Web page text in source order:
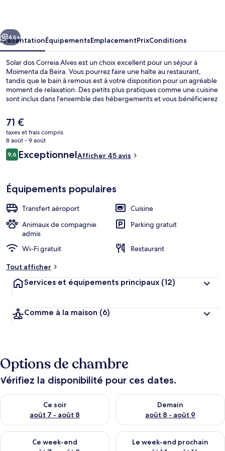
Suivant
46+
PrésentationÉquipementsEmplacementPrixConditions
Solar dos Correia Alves est un choix excellent pour un séjour à
Moimenta da Beira. Vous pourrez faire une halte au restaurant,
tandis que le bain à remous est à votre disposition pour un agréable
moment de relaxation. Des petits plus pratiques comme une cuisine
sont inclus dans l'ensemble des hébergements et vous bénéficierez
et un service d'étage.
Le
prix
actuel
est
de
71 €
taxes et frais compris
8 août - 9 août
Avis
voyageurs
9,69,6 sur 10
ExceptionnelAfficher 45 avis
Équipements populaires
Transfert aéroport
Cuisine
Animaux de compagnie
admis
Parking gratuit
Wi-Fi gratuit
Restaurant
Tout afficher
Services et équipements principaux (12)
Comme à la maison (6)
Options de chambre
Vérifiez la disponibilité pour ces dates.
Ce soir
août 7 - août 8
Vérifier la disponibilité pour ce soir août 7 - août 8
Demain
août 8 - août 9
Vérifier la disponibilité pour
Ce week-end
Vérifier la disponibilité pour ce week-end août 7 - août 9
Le week-end prochain
Vérifier la disponibilité pour